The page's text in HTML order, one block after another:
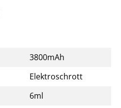
3800mAh
Elektroschrott
6ml